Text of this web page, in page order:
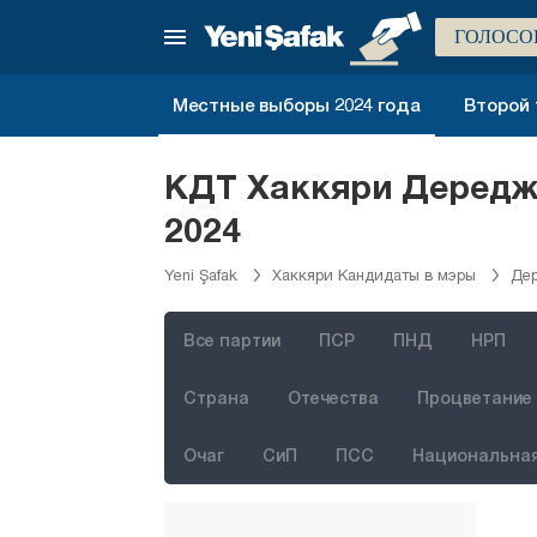
Местные выборы 2024 года Второй
КДТ Хаккяри
2024
Yeni Şafak Хаккяри Кандидаты в мэры
Все партии ПСР ПНД НРП
Страна Отечества Процветание
Очаг СиП ПСС
Чорум
Эдирне
Эрзурум
Гиресун